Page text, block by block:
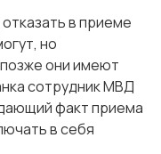
в приеме
но
они имеют
сотрудник МВД
факт приема
в себя